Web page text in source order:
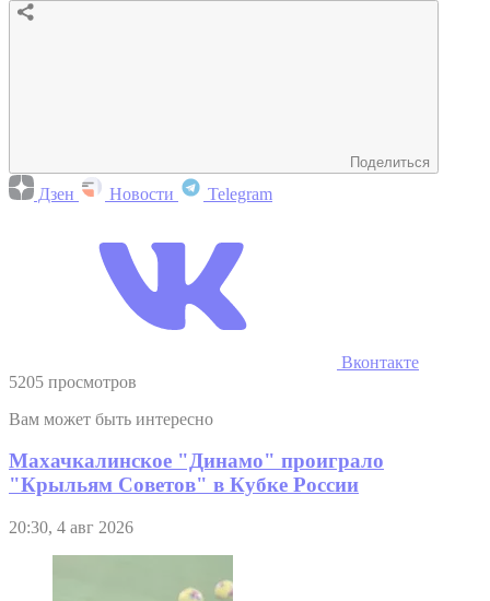
Поделиться
Дзен Новости Telegram
Вконтакте
5205 просмотров
Вам может быть интересно
Махачкалинское "Динамо" проиграло
"Крыльям Советов" в Кубке России
20:30, 4 авг 2026